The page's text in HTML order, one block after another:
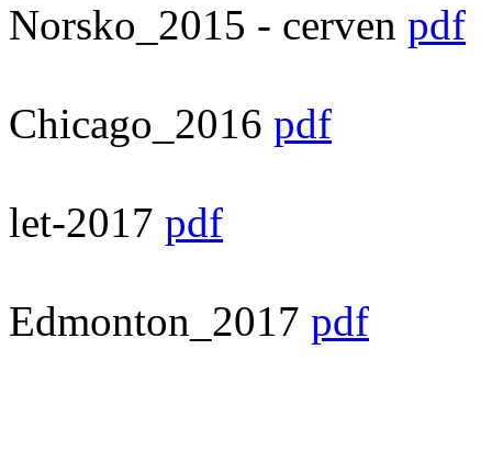
Norsko_2015 - cerven pdf
Chicago_2016 pdf
let-2017 pdf
Edmonton_2017 pdf